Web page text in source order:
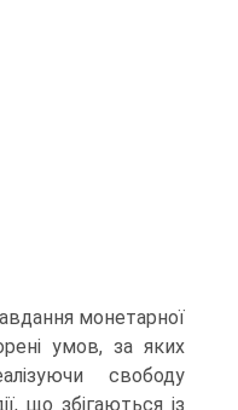
монетарної
умов, за яких
свободу
що збігаються із